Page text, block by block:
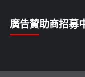
廣告贊助商招募